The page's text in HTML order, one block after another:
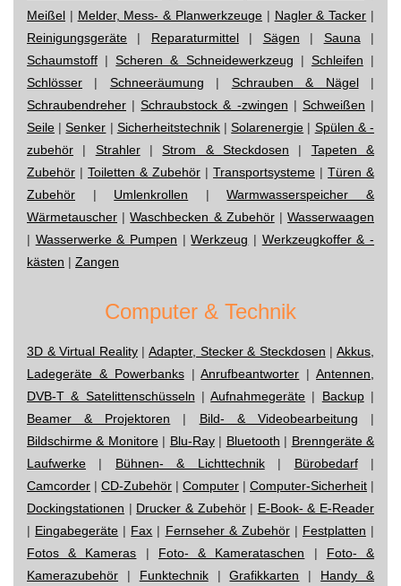
Meißel | Melder, Mess- & Planwerkzeuge | Nagler & Tacker |
Reinigungsgeräte | Reparaturmittel| Sägen | Sauna |
Schaumstoff |Scheren & Schneidewerkzeug | Schleifen |
Schlösser | Schneeräumung | Schrauben & Nägel|
Schraubendreher |Schraubstock & -zwingen | Schweißen |
Seile |Senker | Sicherheitstechnik|Solarenergie | Spülen & -
zubehör | Strahler|Strom & Steckdosen | Tapeten &
Zubehör | Toiletten & Zubehör | Transportsysteme | Türen &
Zubehör | Umlenkrollen |Warmwasserspeicher &
Wärmetauscher |Waschbecken & Zubehör|Wasserwaagen
| Wasserwerke & Pumpen |Werkzeug | Werkzeugkoffer & -
kästen | Zangen
Computer & Technik
3D & Virtual Reality|Adapter, Stecker & Steckdosen |Akkus,
Ladegeräte & Powerbanks|Anrufbeantworter |Antennen,
DVB-T & Satelittenschüsseln |Aufnahmegeräte | Backup|
Beamer & Projektoren | Bild- & Videobearbeitung |
Bildschirme & Monitore| Blu-Ray| Bluetooth | Brenngeräte &
Laufwerke | Bühnen- & Lichttechnik| Bürobedarf|
Camcorder | CD-Zubehör | Computer | Computer-Sicherheit |
Dockingstationen | Drucker & Zubehör| E-Book- & E-Reader
| Eingabegeräte | Fax | Fernseher & Zubehör| Festplatten |
Fotos & Kameras | Foto- & Kamerataschen | Foto- &
Kamerazubehör | Funktechnik|Grafikkarten | Handy &